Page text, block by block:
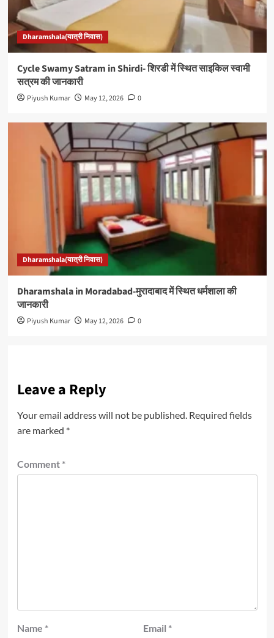
Dharamshala(यात्री निवास)
Cycle Swamy Satram in Shirdi- शिरडी में स्थित साइकिल स्वामी
सत्रम की जानकारी
Piyush Kumar May 12, 2026 0
Dharamshala(यात्री निवास)
Dharamshala in Moradabad-मुरादाबाद में स्थित धर्मशाला की
जानकारी
Piyush Kumar May 12, 2026 0
Leave a Reply
Your email address will not be published. Required fields
are marked *
Comment *
Name * Email *